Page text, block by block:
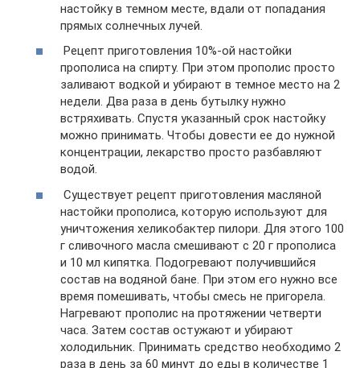
настойку в темном месте, вдали от попадания
прямых солнечных лучей.
Рецепт приготовления 10%-ой настойки
прополиса на спирту. При этом прополис просто
заливают водкой и убирают в темное место на 2
недели. Два раза в день бутылку нужно
встряхивать. Спустя указанный срок настойку
можно принимать. Чтобы довести ее до нужной
концентрации, лекарство просто разбавляют
водой.
Существует рецепт приготовления масляной
настойки прополиса, которую используют для
уничтожения хеликобактер пилори. Для этого 100
г сливочного масла смешивают с 20 г прополиса
и 10 мл кипятка. Подогревают получившийся
состав на водяной бане. При этом его нужно все
время помешивать, чтобы смесь не пригорела.
Нагревают прополис на протяжении четверти
часа. Затем состав остужают и убирают
холодильник. Принимать средство необходимо 2
раза в день за 60 минут до еды в количестве 1